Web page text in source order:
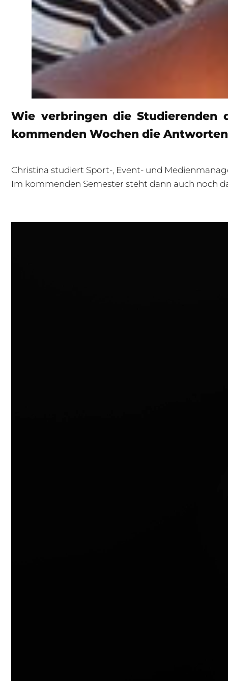
Wie verbringen die Studierenden
kommenden Wochen die
Christina studiert Sport-, Event- und
Im kommenden Semester steht dann auch noch